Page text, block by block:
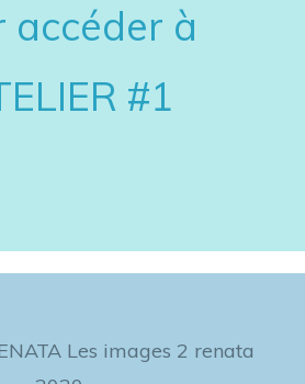
accéder à
#1
Les images 2 renata